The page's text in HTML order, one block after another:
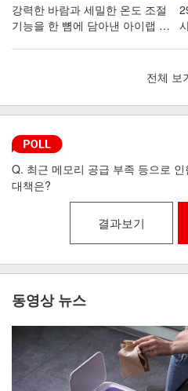
강력한 바람과 세밀한 온도 조절
기능을 한 뼘에 담아낸 아이랩 한
전체 보
Q. 최근 메모리 공급 부족 등으로
대책은?
결과보기
동영상 뉴스